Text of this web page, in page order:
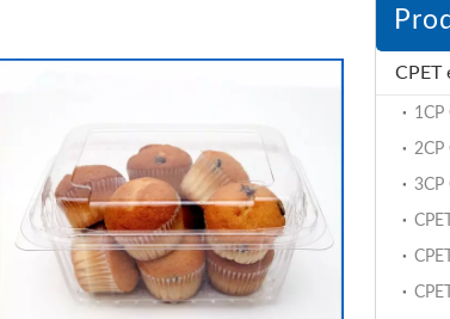
CPET
1CP
2CP
3CP